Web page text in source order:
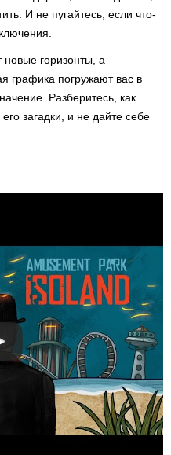
И не пугайтесь, если что-
новые горизонты, а
графика погружают вас в
Разберитесь, как
загадки, и не дайте себе